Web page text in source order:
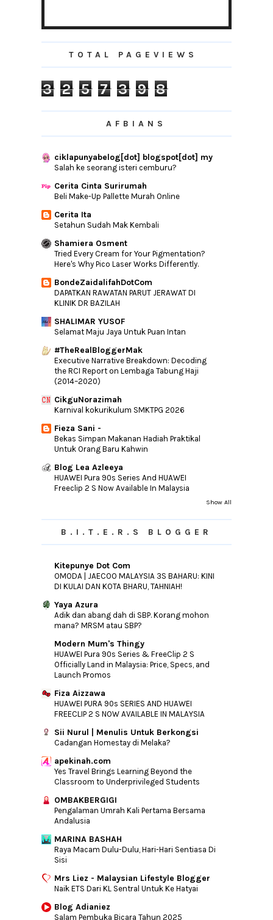
Bitchatcha
Oversea
Risaukan Keselamatan Anak-Anak Di
Rumah?
Inner Cleanse
►June(22)
►May(24)
►April (17)
►March (28)
►February(19)
►January(32)
►2015(346)
► 2014 (46)
2013(154)
►2012(76)
►2011(10)
►2010(44)
TOTAL PAGEVIEWS
3 2 5 7 3 9 8
AFBIANS
ciklapunyabelog[dot] blogspot[dot] my
Salah ke seorang isteri cemburu?
Cerita Cinta Surirumah
Beli Make-Up Pallette Murah Online
Cerita Ita
Setahun Sudah Mak Kembali
Shamiera Osment
Tried Every Cream for Your Pigmentation?
Here's Why Pico Laser Works Differently.
BondeZaidalifahDotCom
DAPATKAN RAWATAN PARUT JERAWAT DI
KLINIK DR BAZILAH
SHALIMAR YUSOF
Selamat Maju Jaya Untuk Puan Intan
#TheRealBloggerMak
Executive Narrative Breakdown: Decoding
the RCI Report on Lembaga Tabung Haji
(2014–2020)
CikguNorazimah
Karnival kokurikulum SMKTPG 2026
Fieza Sani -
Bekas Simpan Makanan Hadiah Praktikal
Untuk Orang Baru Kahwin
Blog Lea Azleeya
HUAWEI Pura 90s Series And HUAWEI
Freeclip 2 S Now Available In Malaysia
Show All
B.I.T.E.R.S BLOGGER
Kitepunye Dot Com
OMODA | JAECOO MALAYSIA 3S BAHARU: KINI
DI KULAI DAN KOTA BHARU, TAHNIAH!
Yaya Azura
Adik dan abang dah di SBP. Korang mohon
mana? MRSM atau SBP?
Modern Mum's Thingy
HUAWEI Pura 90s Series & FreeClip 2 S
Officially Land in Malaysia: Price, Specs, and
Launch Promos
Fiza Aizzawa
HUAWEI PURA 90s SERIES AND HUAWEI
FREECLIP 2 S NOW AVAILABLE IN MALAYSIA
Sii Nurul | Menulis Untuk Berkongsi
Cadangan Homestay di Melaka?
apekinah.com
Yes Travel Brings Learning Beyond the
Classroom to Underprivileged Students
OMBAKBERGIGI
Pengalaman Umrah Kali Pertama Bersama
Andalusia
MARINA BASHAH
Raya Macam Dulu-Dulu, Hari-Hari Sentiasa Di
Sisi
Mrs Liez - Malaysian Lifestyle Blogger
Naik ETS Dari KL Sentral Untuk Ke Hatyai
Blog Adianiez
Salam Pembuka Bicara Tahun 2025